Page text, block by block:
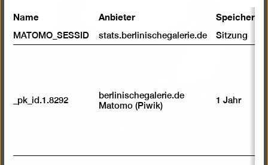
Name Anbieter
MATOMO_SESSID stats.berlinischegalerie.de Sitzung
_pk_id.1.8292
berlinischegalerie.de
Matomo (Piwik)
1 Jahr